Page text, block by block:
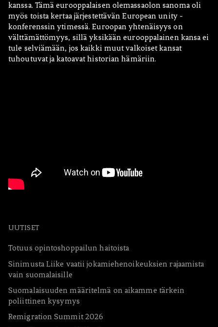
kanssa. Tämä eurooppalaisen olemassaolon sanoma oli
myös toista kertaa järjestettävän European unity -
konferenssin ytimessä. Euroopan yhtenäisyys on
välttämättömyys, sillä yksikään eurooppalainen kansa ei
tule selviämään, jos kaikki muut valkoiset kansat
tuhoutuvat ja katoavat historian hämäriin.
UUTISET
Totuus opintoshoppailun haitoista
Sinimusta Liike vaatii jokamiehenoikeuksien rajaamista
vain suomalaisille
Suomalaisuuden määritelmä on aikamme tärkein
poliittinen kysymys
Remigration Summit 2026